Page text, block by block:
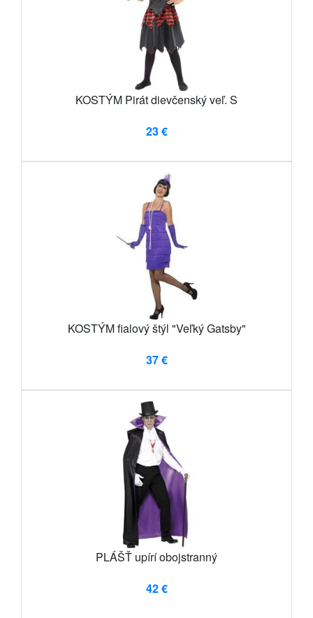
KOSTÝM Pirát dievčenský veľ. S
23 €
KOSTÝM fialový štýl "Veľký Gatsby"
37 €
PLÁŠŤ upírí obojstranný
42 €